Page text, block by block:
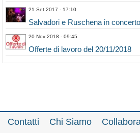
21 Set 2017 - 17:10
Salvadori e Ruschena in concerto
20 Nov 2018 - 09:45
Offerte di lavoro del 20/11/2018
Contatti Chi Siamo